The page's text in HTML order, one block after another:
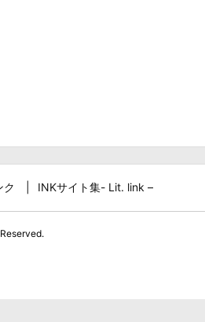
ク INKサイト集- Lit. link –